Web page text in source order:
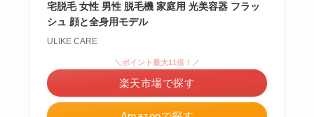
宅脱毛 女性 男性 脱毛機 家庭用 光美容器 フラッ
シュ 顔と全身用モデル
ULIKE CARE
＼ポイント最大11倍！／
楽天市場で探す